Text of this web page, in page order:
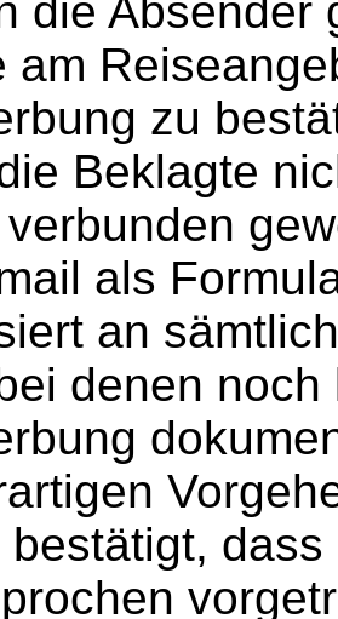
die Absender
am
zu
Beklagte
als
an
denen
bestätigt,